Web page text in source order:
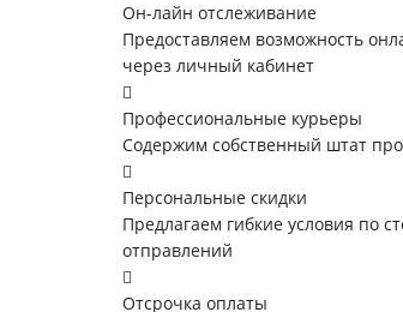
Он-лайн отслеживание
Предоставляем возможность
через личный кабинет
Профессиональные курьеры
Содержим собственный штат
Персональные скидки
Предлагаем гибкие условия по
отправлений
Отсрочка оплаты